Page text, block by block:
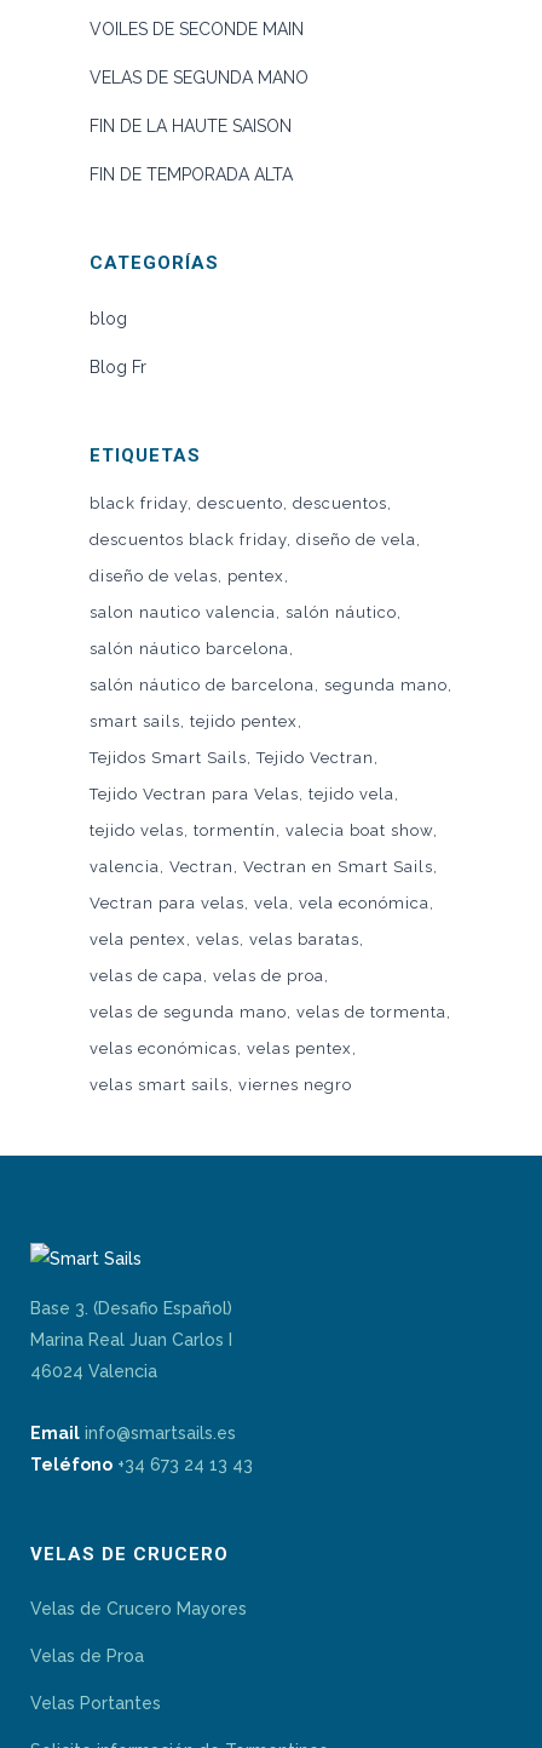
VOILES DE SECONDE MAIN
VELAS DE SEGUNDA MANO
FIN DE LA HAUTE SAISON
FIN DE TEMPORADA ALTA
CATEGORÍAS
blog
Blog Fr
ETIQUETAS
black friday descuento descuentos
descuentos black friday diseño de vela
diseño de velas
pentex
salon nautico valencia salón náutico
salón náutico barcelona
salón náutico de barcelona segunda mano
smart sails tejido pentex
Tejidos Smart Sails Tejido Vectran
Tejido Vectran para Velas tejido vela
tejido velas tormentín
valecia boat show
valencia Vectran
Vectran en Smart Sails
Vectran para velas vela vela económica
vela pentex
velas velas baratas
velas de capa velas de proa
velas de segunda mano velas de tormenta
velas económicas velas pentex
velas smart sails viernes negro
Base 3. (Desafio Español)
Marina Real Juan Carlos I
46024 Valencia
Email info@smartsails.es
Teléfono +34 673 24 13 43
VELAS DE CRUCERO
Velas de Crucero Mayores
Velas de Proa
Velas Portantes